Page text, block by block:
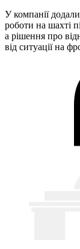
У компанії
роботи на шахті
а рішення про
від ситуації на